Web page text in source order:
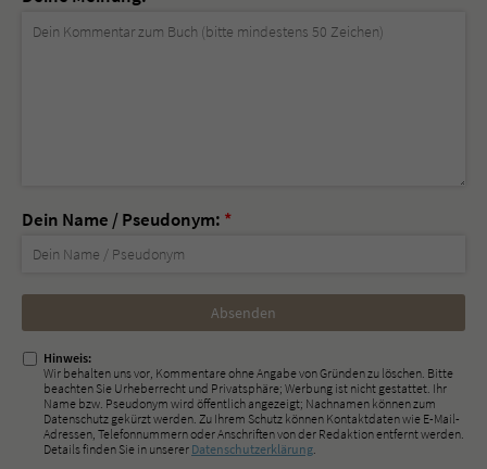
Dein Name / Pseudonym: *
Nicht
ausfüllen!
Hinweis:
Wir behalten uns vor, Kommentare ohne Angabe von Gründen zu löschen. Bitte
beachten Sie Urheberrecht und Privatsphäre; Werbung ist nicht gestattet. Ihr
Name bzw. Pseudonym wird öffentlich angezeigt; Nachnamen können zum
Datenschutz gekürzt werden. Zu Ihrem Schutz können Kontaktdaten wie E-Mail-
Adressen, Telefonnummern oder Anschriften von der Redaktion entfernt werden.
Details finden Sie in unserer Datenschutzerklärung.